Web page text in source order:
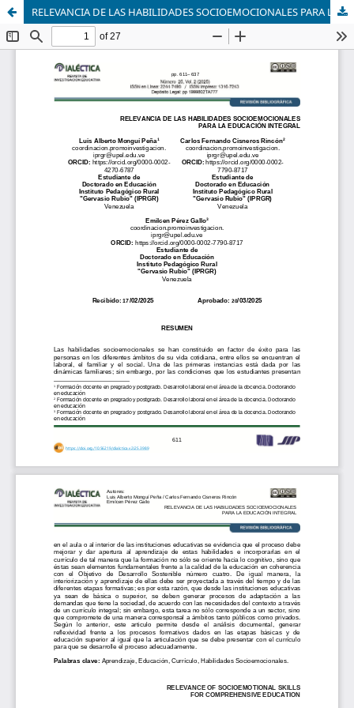
RELEVANCIA DE LAS HABILIDADES SOCIOEMOCIONALES PARA LA EDUCACIÓN INTEGRAL